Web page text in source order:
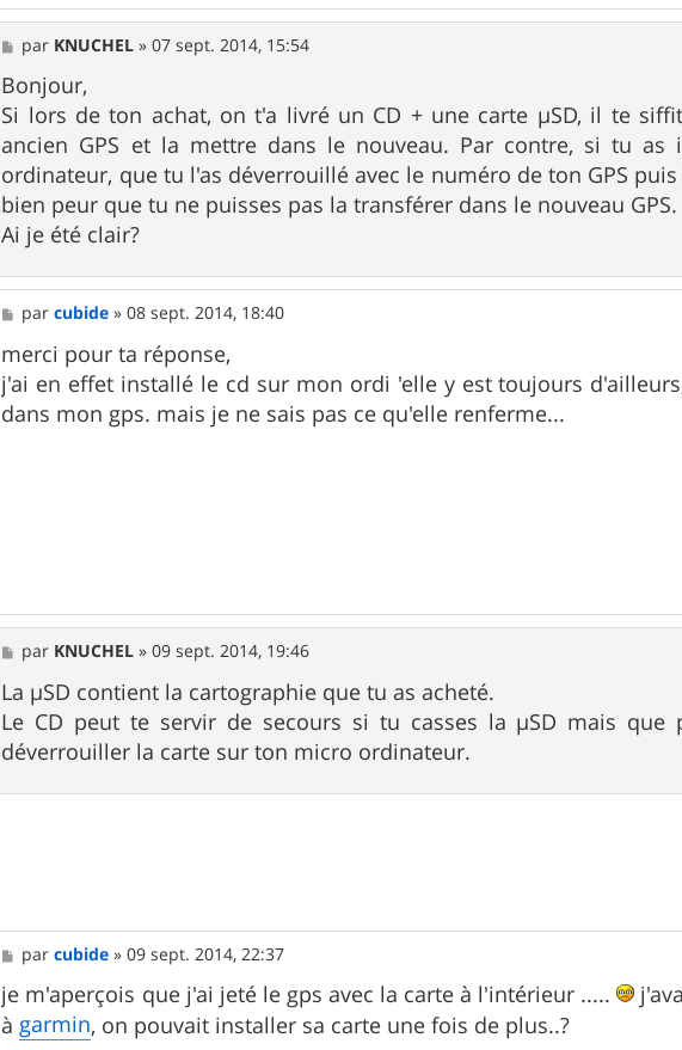
M
e
s
s
a
g
e
par KNUCHEL »07 sept. 2014, 15:54
Bonjour,
Si lors de ton achat, on t'a livré un CD + une carte µSD, il te
ancien GPS et la mettre dans le nouveau. Par contre, si tu
ordinateur, que tu l'as déverrouillé avec le numéro de ton GPS
bien peur que tu ne puisses pas la transférer dans le nouveau GPS.
Ai je été clair?
M
e
s
s
a
g
e
parcubide »08 sept. 2014, 18:40
merci pour ta réponse,
j'ai en effet installé le cd sur mon ordi 'elle y est toujours
dans mon gps. mais je ne sais pas ce qu'elle renferme...
M
e
s
s
a
g
e
par KNUCHEL »09 sept. 2014, 19:46
La µSD contient la cartographie que tu as acheté.
Le CD peut te servir de secours si tu casses la µSD mais
déverrouiller la carte sur ton micro ordinateur.
M
e
s
s
a
parcubide »09 sept. 2014, 22:37
je m'aperçois que j'ai jeté le gps avec la carte à l'intérieur .....
àgarmin, on pouvait installer sa carte une fois de plus..?